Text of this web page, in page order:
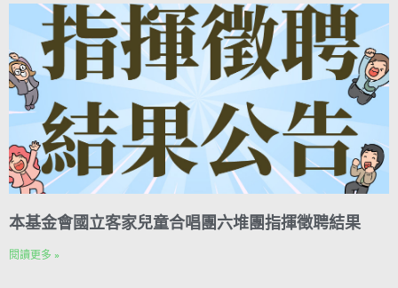
本基金會國立客家兒童合唱團六堆團指揮徵聘結果
閱讀更多 »